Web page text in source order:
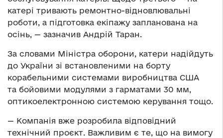
катері тривають ремонтно-відновлювальні
роботи, а підготовка екіпажу запланована на
осінь, — зазначив Андрій Таран.
За словами Міністра оборони, катери надійдуть
до України зі встановленими на борту
корабельними системами виробництва США
та бойовими модулями з гарматами 30 мм,
оптикоелектронною системою керування тощо.
— Компанія вже розробила відповідний
технічний проєкт. Важливим є те, що на вимогу